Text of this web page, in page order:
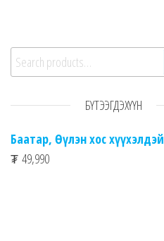
Search for:
БҮТЭЭГДЭХҮҮН
Баатар, Өүлэн хос хүүхэлдэй
₮ 49,990